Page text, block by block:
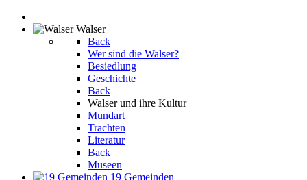
Walser
Back
Wer sind die Walser?
Besiedlung
Geschichte
Back
Walser und ihre Kultur
Mundart
Trachten
Literatur
Back
Museen
19 Gemeinden